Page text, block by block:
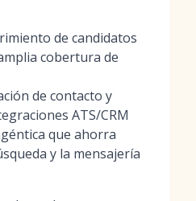
de candidatos
cobertura de
de contacto y
ATS/CRM
que ahorra
y la mensajería